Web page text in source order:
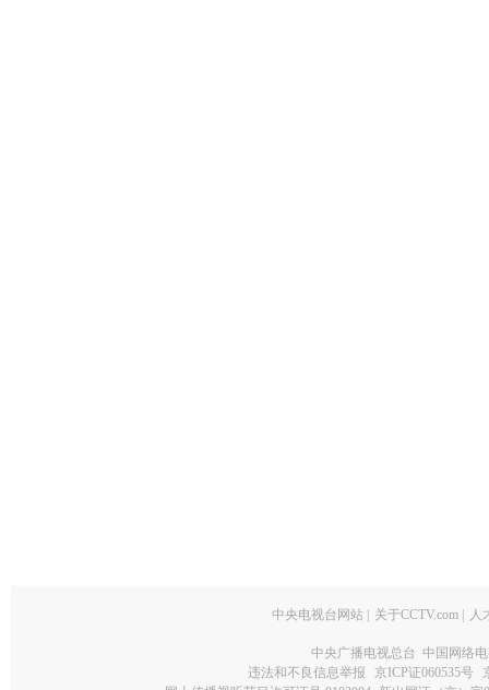
中央电视台网站 关于CCTV.com 人
中央广播电视总台 中国网络
违法和不良信息举报
京ICP证060535号